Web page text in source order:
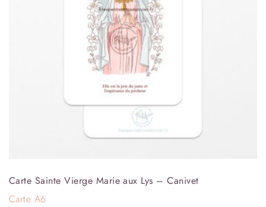
Carte Sainte Vierge Marie aux Lys – Canivet
Carte A6